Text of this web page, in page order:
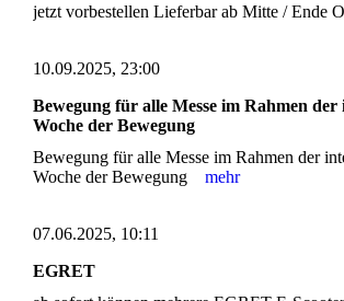
jetzt vorbestellen Lieferbar ab Mitte / Ende
10.09.2025, 23:00
Bewegung für alle Messe im Rahmen
Woche der Bewegung
Bewegung für alle Messe im Rahmen der
Woche der Bewegung mehr
07.06.2025, 10:11
EGRET